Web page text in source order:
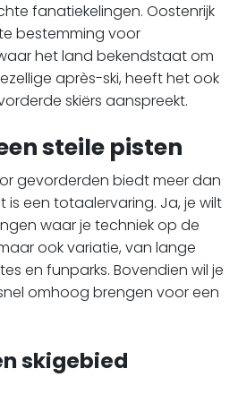
fanatiekelingen. Oostenrijk
bestemming voor
het land bekendstaat om
après-ski, heeft het ook
skiërs aanspreekt.
steile pisten
gevorderden biedt meer dan
is een totaalervaring. Ja, je wilt
waar je techniek op de
ook variatie, van lange
en funparks. Bovendien wil je
omhoog brengen voor een
skigebied